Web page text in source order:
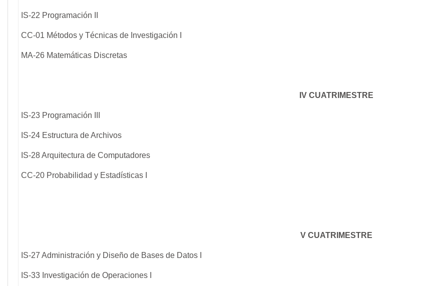
IS-22 Programación II
CC-01 Métodos y Técnicas de Investigación I
MA-26 Matemáticas Discretas
IV CUATRIMESTRE
IS-23 Programación III
IS-24 Estructura de Archivos
IS-28 Arquitectura de Computadores
CC-20 Probabilidad y Estadísticas I
V CUATRIMESTRE
IS-27 Administración y Diseño de Bases de Datos I
IS-33 Investigación de Operaciones I